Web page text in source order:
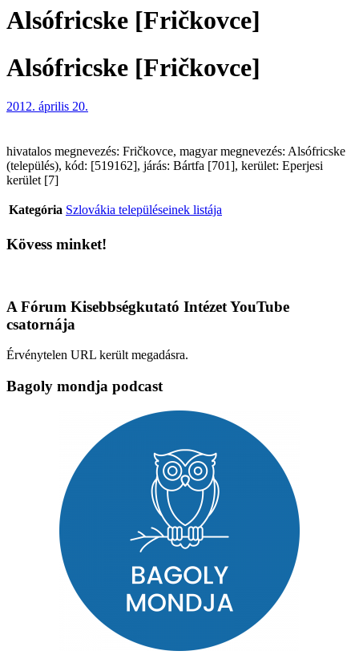
Alsófricske [Fričkovce]
Alsófricske [Fričkovce]
2012. április 20.
hivatalos megnevezés: Fričkovce, magyar megnevezés: Alsófricske
(település), kód: [519162], járás: Bártfa [701], kerület: Eperjesi
kerület [7]
Kategória Szlovákia településeinek listája
Kövess minket!
A Fórum Kisebbségkutató Intézet YouTube
csatornája
Érvénytelen URL került megadásra.
Bagoly mondja podcast